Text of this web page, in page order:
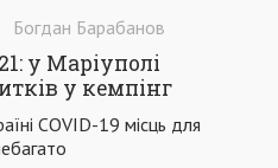
Богдан Барабанов
у Маріуполі
у кемпінг
COVID-19 місць для